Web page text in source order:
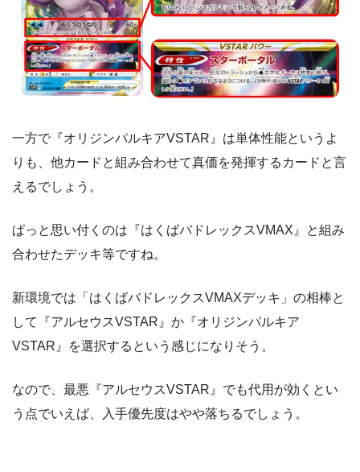
一方で『オリジンパルキアVSTAR』は単体性能というよ
りも、他カードと組み合わせて真価を発揮するカードと言
えるでしょう。
ぱっと思い付くのは『はくばバドレックスVMAX』と組み
合わせたデッキ等ですね。
新環境では「はくばバドレックスVMAXデッキ」の相棒と
して『アルセウスVSTAR』か『オリジンパルキア
VSTAR』を選択するという感じになりそう。
なので、最悪『アルセウスVSTAR』でも代用が効くとい
う点でいえば、入手優先度はやや落ちるでしょう。